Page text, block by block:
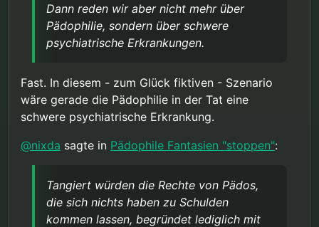
werden sehr wohl tangiert.”
Tangiert würden die Rechte von Pädos, die sich
nichts haben zu Schulden kommen lassen,
begründet lediglich mit einer abstrakten
@ chrissy sagte in Pädophile Fantasien "stoppen"
“Da werden ja auch die Freiheitsrechte der
Erkrankten eingeschränkt aufgrund der
Gefahr die von ihnen ausgeht.”
Im Normalfall, wird jeder Ansteckungsverdacht
Bevölkerungsgruppe, auf Grund biologischer
Merkmale pauschal verdächtigt, gefährliche
Ok, in einer Zombie-Apokalypse, mit
Ausnahemezustand bzw. Kriegsrecht, würde das
wahrscheinlich anders laufen.
Dann reden wir aber nicht mehr über
Pädophilie, sondern über schwere
psychiatrische Erkrankungen.
Fast. In diesem - zum Glück fiktiven - Szenario
wäre gerade die Pädophilie in der Tat eine
schwere psychiatrische Erkrankung.
@nixda sagte in Pädophile Fantasien "stoppen":
Tangiert würden die Rechte von Pädos,
die sich nichts haben zu Schulden
kommen lassen, begründet lediglich mit